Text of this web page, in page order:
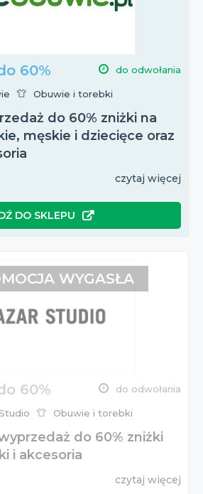
60% do odwołania
Obuwie i torebki
do 60% zniżki na
męskie i dziecięce oraz
czytaj więcej
DO SKLEPU
60% do odwołania
Obuwie i torebki
do 60% zniżki
i akcesoria
czytaj więcej
WYGASŁA